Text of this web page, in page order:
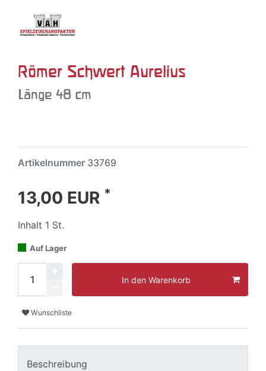
Römer Schwert Aurelius
Länge 48 cm
Artikelnummer 33769
13,00 EUR *
Inhalt 1 St.
Auf Lager
In den Warenkorb
Wunschliste
Beschreibung